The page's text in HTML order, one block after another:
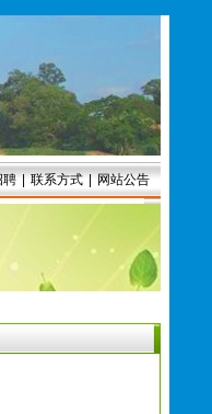
聘 联系方式 网站公告